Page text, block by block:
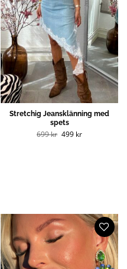
Stretchig Jeansklänning med
spets
699kr Det
ursprungliga
499 krDet